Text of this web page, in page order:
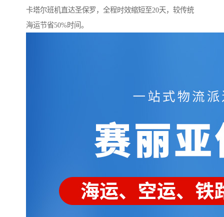
卡塔尔班机直达圣保罗，全程时效缩短至20天，较传统
海运节省50%时间。